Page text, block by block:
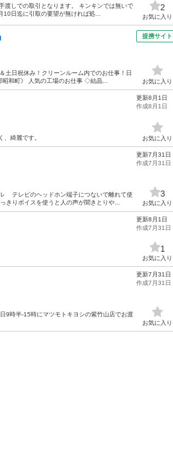
渡しでの取引となります。 キンキンでは無いで
日迄に引取の要望が無ければ処...
2
お気に入り
日祝休み！クリーンルーム内でのお仕事！日
和町》 人気の工場のお仕事 ◇結晶...
提携サイト
お気に入り
綺麗です。
更新8月1日
作成8月1日
お気に入り
テレビのヘッドホン端子につないで離れて使
きりボイスを使うと人の声が聞きとりや...
更新7月31日
作成7月31日
3
お気に入り
更新8月1日
作成7月31日
1
お気に入り
9時半-15時にマツモトキヨシの紫竹山店でお渡
更新7月31日
作成7月31日
お気に入り